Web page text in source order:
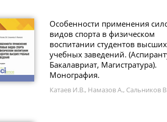
Особенности применения
видов спорта в физическом
воспитании студентов высших
учебных заведений.
Бакалавриат, Магистратура).
Монография.
Катаев И.В., Намазов А., Сальников